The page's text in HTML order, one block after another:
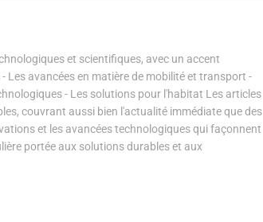
et scientifiques, avec un accent
Les avancées en matière de mobilité et transport -
- Les solutions pour l'habitat Les articles
couvrant aussi bien l'actualité immédiate que des
et les avancées technologiques qui façonnent
portée aux solutions durables et aux